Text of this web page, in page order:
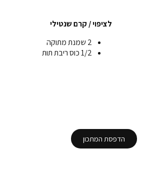
לציפוי / קרם שנטילי
2 שמנת מתוקה
1/2 כוס ריבת תות
הדפסת המתכון